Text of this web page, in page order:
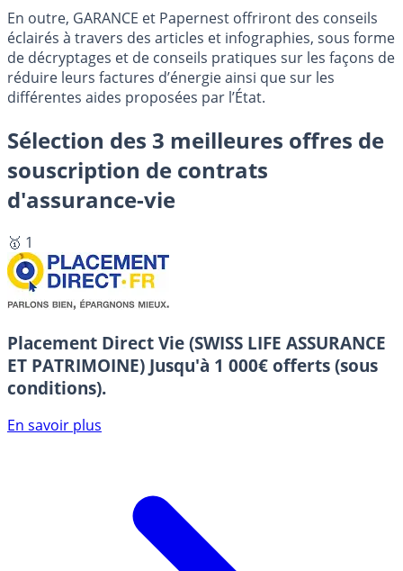
En outre, GARANCE et Papernest offriront des conseils
éclairés à travers des articles et infographies, sous forme
de décryptages et de conseils pratiques sur les façons de
réduire leurs factures d’énergie ainsi que sur les
différentes aides proposées par l’État.
Sélection des 3 meilleures offres de
souscription de contrats
d'assurance-vie
🥇 1
Placement Direct Vie (SWISS LIFE ASSURANCE
ET PATRIMOINE) Jusqu'à 1 000€ offerts (sous
conditions).
En savoir plus